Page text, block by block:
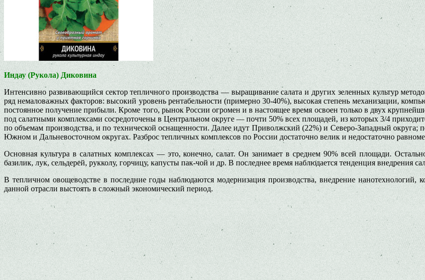
Индау (Рукола) Диковина
Интенсивно развивающийся сектор тепличного производства — выращивание салата и других зеленных культур
ряд немаловажных факторов: высокий уровень рентабельности (примерно 30-40%), высокая степень механизации,
постоянное получение прибыли. Кроме того, рынок России огромен и в настоящее время освоен только в двух
под салатными комплексами сосредоточены в Центральном округе — почти 50% всех площадей, из которых 3/4
по объемам производства, и по технической оснащенности. Далее идут Приволжский (22%) и Северо-Западный округа;
Южном и Дальневосточном округах. Разброс тепличных комплексов по России достаточно велик и недостаточно
Основная культура в салатных комплексах — это, конечно, салат. Он занимает в среднем 90% всей площади.
базилик, лук, сельдерей, рукколу, горчицу, капусты пак-чой и др. В последнее время наблюдается тенденция внедрения
В тепличном овощеводстве в последние годы наблюдаются модернизация производства, внедрение нанотехнологий,
данной отрасли выстоять в сложный экономический период.